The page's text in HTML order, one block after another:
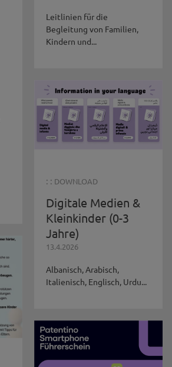
Leitlinien für die
Begleitung von Familien,
Kindern und...
: : DOWNLOAD
Digitale Medien &
Kleinkinder (0-3
Jahre)
13.4.2026
Albanisch, Arabisch,
Italienisch, Englisch, Urdu...